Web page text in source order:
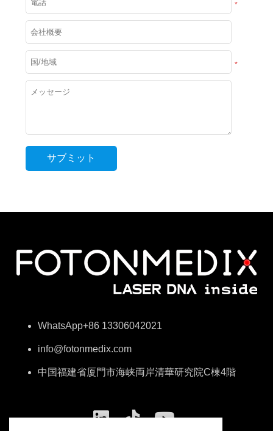
*
*
WhatsApp+86 13306042021
info@fotonmedix.com
中国福建省厦門市海峡両岸清華研究院C棟4階